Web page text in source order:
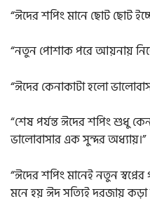
“ঈদের শপিং মানে ছোট ছোট
“নতুন পোশাক পরে আয়নায়
“ঈদের কেনাকাটা হলো
“শেষ পর্যন্ত ঈদের শপিং শুধু
ভালোবাসার এক সুন্দর অধ্যায়।”
“ঈদের শপিং মানেই নতুন
মনে হয় ঈদ সত্যিই দরজায় কড়া